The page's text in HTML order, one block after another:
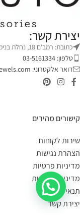
יצירת קשר:
כתובת: רמב'ם 18, נחלת בנימין, תל אביב
טלפון: 03-5161334
דואר אלקטרוני:
קישורים מהירים
שירות לקוחות
הצהרת נגישות
מדיניות פרטיות
מדיניות החזרות
תנאי שימוש
יצירת קשר